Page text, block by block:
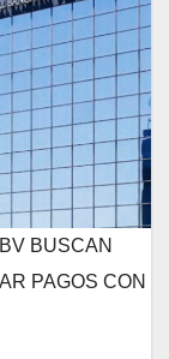
BUSCAN
PAGOS CON